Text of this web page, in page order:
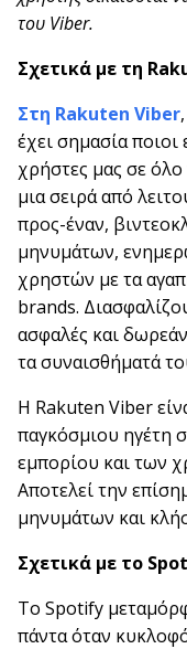
του Viber.
Σχετικά με τη
Στη Rakuten Viber
έχει σημασία ποιοι
χρήστες μας σε
μια σειρά από
προς-έναν,
μηνυμάτων,
χρηστών με τα
brands.
ασφαλές και
τα συναισθήματά
Η Rakuten Viber
παγκόσμιου ηγέτη
εμπορίου και των
Αποτελεί την
μηνυμάτων και
Σχετικά με το
Το Spotify
πάντα όταν